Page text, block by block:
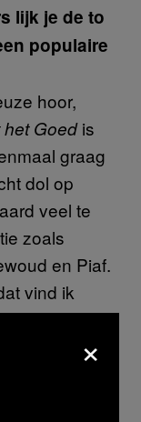
lijk je de to
populaire
hoor,
Goedis
graag
dol op
veel te
zoals
en Piaf.
vind ik
prima
×